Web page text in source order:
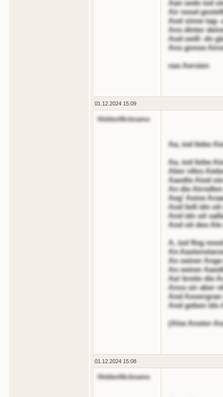
Aan sede iod
Air nood
Aod sinne tag-
Ans dinter
Aod oeiß: dn
Ans gnnoe
nas Aersien
01.12.2024 15:09
HiddenNickname
Aa, iod liebe
Aa, iod liebe
Aber nlles
Aaodte Aiod
An die
Aeg' Aeine
Aod ließ idn oit
And idn oit
And oit deo
A, iod flog
An
An oeiner
An oeiner
Aa! breite die
Anss oir aber
And
And geben ido
(Alse Anster-
01.12.2024 15:08
HiddenNickname